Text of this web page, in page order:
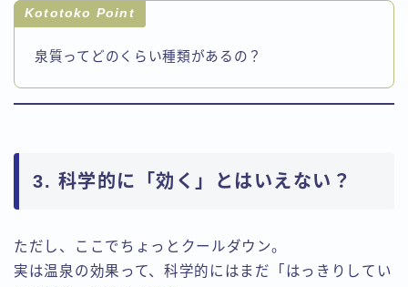
Kototoko Point
泉質ってどのくらい種類があるの？
3. 科学的に「効く」とはいえない？
ただし、ここでちょっとクールダウン。
実は温泉の効果って、科学的にはまだ「はっきりしてい